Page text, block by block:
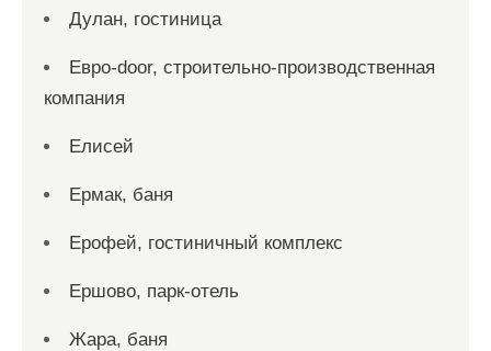
Дулан, гостиница
Евро-door, строительно-производственная
компания
Елисей
Ермак, баня
Ерофей, гостиничный комплекс
Ершово, парк-отель
Жара, баня